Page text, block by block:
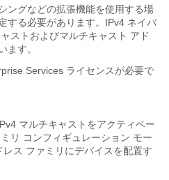
ングなどの拡張機能を使用する場
する必要があります。IPv4 ネイバ
ストおよびマルチキャスト アド
ます。
Services ライセンスが必要で
マルチキャストをアクティベー
リ コンフィギュレーション モー
レス ファミリにデバイスを配置す